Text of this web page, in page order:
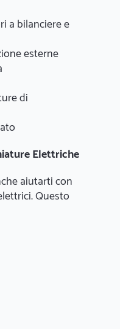
a bilanciere e
esterne
di
Elettriche
aiutarti con
Questo